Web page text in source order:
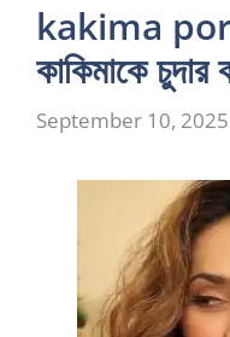
kakima
কাকিমাকে চুদার
September 10, 2025